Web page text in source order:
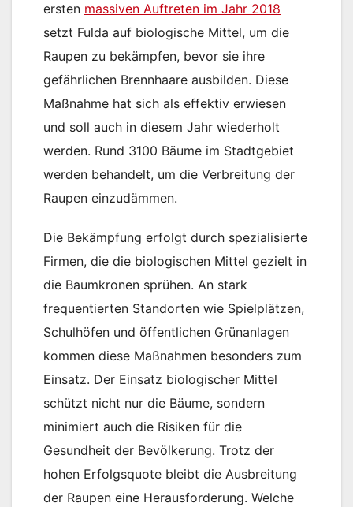
ersten massiven Auftreten im Jahr 2018
setzt Fulda auf biologische Mittel, um die
Raupen zu bekämpfen, bevor sie ihre
gefährlichen Brennhaare ausbilden. Diese
Maßnahme hat sich als effektiv erwiesen
und soll auch in diesem Jahr wiederholt
werden. Rund 3100 Bäume im Stadtgebiet
werden behandelt, um die Verbreitung der
Raupen einzudämmen.
Die Bekämpfung erfolgt durch spezialisierte
Firmen, die die biologischen Mittel gezielt in
die Baumkronen sprühen. An stark
frequentierten Standorten wie Spielplätzen,
Schulhöfen und öffentlichen Grünanlagen
kommen diese Maßnahmen besonders zum
Einsatz. Der Einsatz biologischer Mittel
schützt nicht nur die Bäume, sondern
minimiert auch die Risiken für die
Gesundheit der Bevölkerung. Trotz der
hohen Erfolgsquote bleibt die Ausbreitung
der Raupen eine Herausforderung. Welche